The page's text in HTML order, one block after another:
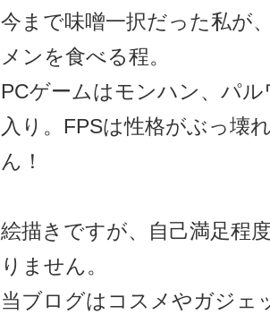
今まで味噌一択だった私が
メンを食べる程。
PCゲームはモンハン、パ
入り。FPSは性格がぶっ壊
ん！
絵描きですが、自己満足程
りません。
当ブログはコスメやガジェ